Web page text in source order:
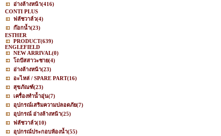
อ่างล้างหน้า(416)
CONTI PLUS
ฟลัชวาล์ว(4)
ก๊อกน้ำ(23)
ESTHER
PRODUCT(639)
ENGLEFIELD
NEW ARRIVAL(0)
โถปัสสาวะชาย(4)
อ่างล้างหน้า(23)
อะไหล่ / SPARE PART(16)
สุขภัณฑ์(23)
เครื่องทำน้ำอุ่น(7)
อุปกรณ์เสริมความปลอดภัย(7)
อุปกรณ์ อ่างล้างหน้า(25)
ฟลัชวาล์ว(10)
อุปกรณ์ประกอบห้องน้ำ(55)